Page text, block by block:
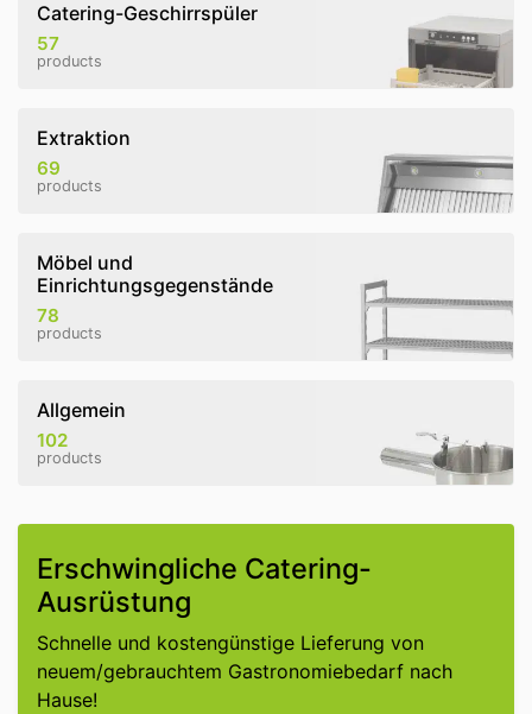
Catering-Geschirrspüler
57
products
Extraktion
69
products
Möbel und
Einrichtungsgegenstände
78
products
Allgemein
102
products
Erschwingliche Catering-
Ausrüstung
Schnelle und kostengünstige Lieferung von
neuem/gebrauchtem Gastronomiebedarf nach
Hause!